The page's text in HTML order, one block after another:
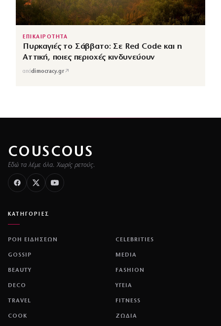
ΕΠΙΚΑΙΡΟΤΗΤΑ
Πυρκαγιές το Σάββατο: Σε Red Code και η
Αττική, ποιες περιοχές κινδυνεύουν
απόdimocracy.gr↗
COUSCOUS
Εδώ τα λέμε όλα. Χωρίς ρετούς.
ΚΑΤΗΓΟΡΙΕΣ
ΡΟΗ ΕΙΔΗΣΕΩΝ CELEBRITIES
GOSSIP MEDIA
BEAUTY FASHION
DECO ΥΓΕΙΑ
TRAVEL FITNESS
COOK ΖΩΔΙΑ